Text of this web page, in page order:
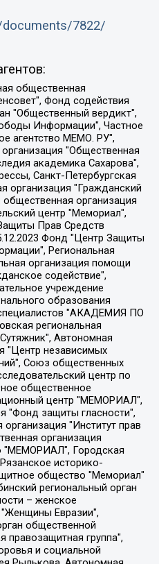
7822/
инагент", Кочетков Игорь Викторович, Общество с ограниченной ответственностью "Честные выборы", Еланчик Олег Александрович, Общество с ограниченной ответственностью "Нобелевский призыв", Гималова Регина Эмилевна, Григорьев Андрей Валерьевич, Григорьева Алина Александровна, Ассоциация по содействию защите прав призывников, альтернативнослужащих и военнослужащих "Правозащитная группа "Гражданин.Армия.Право", Хисамова Регина Фаритовна, Автономная некоммерческая организация по реализации социально-правовых программ "Лилит", Дальневосточное общественное движение "Маяк", Санкт-Петербургская ЛГБТ-инициативная группа "Выход", Инициативная группа ЛГБТ+ "Реверс", Алексеев Андрей Викторович, Бекбулатова Таисия Львовна, Беляев Иван Михайлович, Владыкина Елена Сергеевна, Гельман Марат Александрович, Никульшина Вероника Юрьевна, Толоконникова Надежда Андреевна, Шендерович Виктор Анатольевич, Общество с ограниченной ответственностью "Данное сообщение", Общество с ограниченной ответственностью Издательский дом "Новая глава", Айнбиндер Александра Александровна, Московский комьюнити-центр для ЛГБТ+инициатив, Благотворительный фонд развития филантропии, Deutsche Welle (Германия, Kurt-Schumacher-Strasse 3, 53113 Bonn), Борзунова Мария Михайловна, Воробьев Виктор Викторович, Голубева Анна Львовна, Константинова Алла Михайловна, Малкова Ирина Владимировна, Мурадов Мурад Абдулгалимович, Осетинская Елизавета Николаевна, Понасенков Евгений Николаевич, Ганапольский Матвей Юрьевич, Киселев Евгений Алексеевич, Борухович Ирина Григорьевна, Дремин Иван Тимофеевич, Дубровский Дмитрий Викторович, Красноярская региональная общественная организация поддержки и развития альтернативных образовательных технологий и межкультурных коммуникаций "ИНТЕРРА", Маяковская Екатерина Алексеевна, Фейгин Марк Захарович, Филимонов Андрей Викторович, Дзугкоева Регина Николаевна, Доброхотов Роман Александрович, Дудь Юрий Александрович, Елкин Сергей Владимирович, Кругликов Кирилл Игоревич, Сабунаева Мария Леонидовна, Семенов Алексей Владимирович, Шаинян Карен Багратович, Шульман Екатерина Михайловна, Асафьев Артур Валерьевич, Вахштайн Виктор Семенович, Венедиктов Алексей Алексеевич, Лушникова Екатерина Евгеньевна, Волков Леонид Михайлович, Невзоров Александр Глебович, Пархоменко Сергей Борисович, Сироткин Ярослав Николаевич, Кара-Мурза Владимир Владимирович, Баранова Наталья Владимировна, Гозман Леонид Яковлевич, Кагарлицкий Борис Юльевич, Климарев Михаил Валерьевич, Милов Владимир Станиславович, Автономная некоммерческая организация Краснодарский центр современного искусства "Типография", Моргенштерн Алишер Тагирович, Соболь Любовь Эдуардовна, Общество с ограниченной ответственностью "ЛИЗА НОРМ", Каспаров Гарри Кимович, Ходорковский Михаил Борисович, Общество с ограниченной ответственностью "Апрельские тезисы", Данилович Ирина Брониславовна, Кашин Олег Владимирович, Петров Николай Владимирович, Пивоваров Алексей Владимирович, Соколов Михаил Владимирович, Цветкова Юлия Владимировна, Чичваркин Евгений Александрович, Комитет против пыток/Команда против пыток, Общество с ограниченной ответственностью "Первый научный", Общество с ограниченной ответственностью "Вертолет и ко", Белоцерковская Вероника Борисовна, Кац Максим Евгеньевич, Лазарева Татьяна Юрьевна, Шаведдинов Руслан Табризович, Яшин Илья Валерьевич, Общество с ограниченной ответственностью "Иноагент ААВ", Алешковский Дмитрий Петрович, Альбац Евгения Марковна, Быков Дмитрий Львович, Галямина Юлия Евгеньевна, Лойко Сергей Леонидович, Мартынов Кирилл Константинович, Медведев Сергей Александрович, Крашенинников Федор Геннадиевич, Гордеева Катерина Вл